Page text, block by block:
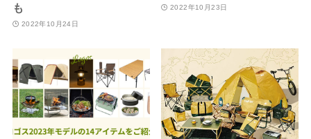
も
2022年10月24日
2022年10月23日